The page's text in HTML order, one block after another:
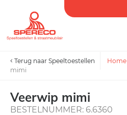
Terug naar Speeltoestellen Home
mimi
Veerwip mimi
BESTELNUMMER: 6.6360